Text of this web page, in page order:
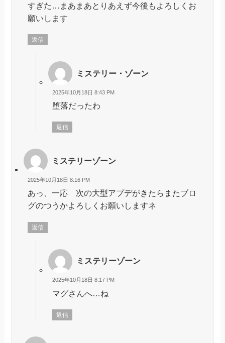
すぎた…まあまあとりあえず今後もよろしくお
願いします
返信
ミステリー・ゾーン
2025年10月18日 8:43 PM
堕落だったわ
返信
ミステリーゾーン
2025年10月18日 8:16 PM
あっ、一応 次の大型アプデがきたらまたブロ
グのつうかよろしくお願いしますネ
返信
ミステリーゾーン
2025年10月18日 8:17 PM
マグさんへ…ね
返信